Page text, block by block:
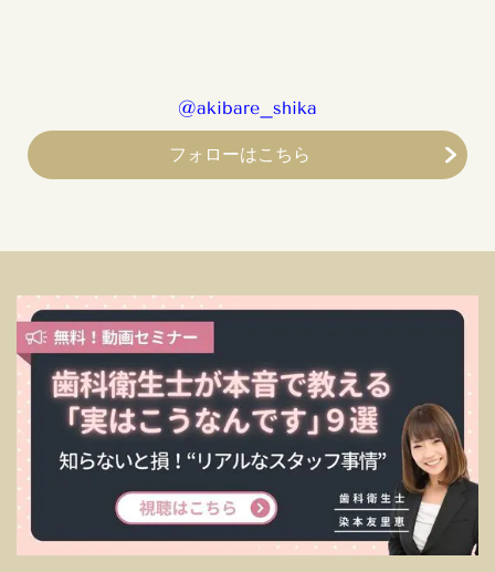
@akibare_shika
フォローはこちら